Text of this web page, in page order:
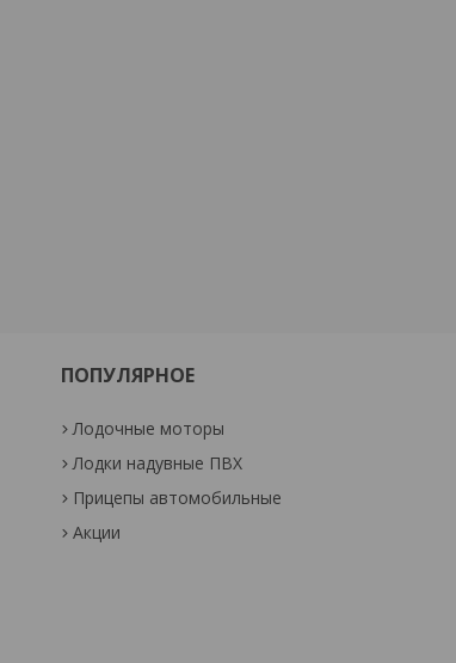
ПОПУЛЯРНОЕ
Лодочные моторы
Лодки надувные ПВХ
Прицепы автомобильные
Акции